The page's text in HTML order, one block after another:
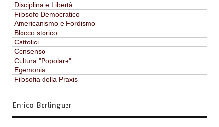
Disciplina e Libertà
Filosofo Democratico
Americanismo e Fordismo
Blocco storico
Cattolici
Consenso
Cultura "Popolare"
Egemonia
Filosofia della Praxis
Enrico Berlinguer